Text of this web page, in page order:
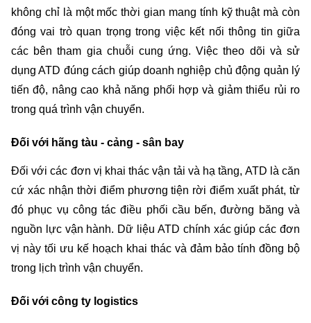
không chỉ là một mốc thời gian mang tính kỹ thuật mà còn
đóng vai trò quan trọng trong việc kết nối thông tin giữa
các bên tham gia chuỗi cung ứng. Việc theo dõi và sử
dụng ATD đúng cách giúp doanh nghiệp chủ động quản lý
tiến độ, nâng cao khả năng phối hợp và giảm thiểu rủi ro
trong quá trình vận chuyển.
Đối với hãng tàu - cảng - sân bay
Đối với các đơn vị khai thác vận tải và hạ tầng, ATD là căn
cứ xác nhận thời điểm phương tiện rời điểm xuất phát, từ
đó phục vụ công tác điều phối cầu bến, đường băng và
nguồn lực vận hành. Dữ liệu ATD chính xác giúp các đơn
vị này tối ưu kế hoạch khai thác và đảm bảo tính đồng bộ
trong lịch trình vận chuyển.
Đối với công ty logistics